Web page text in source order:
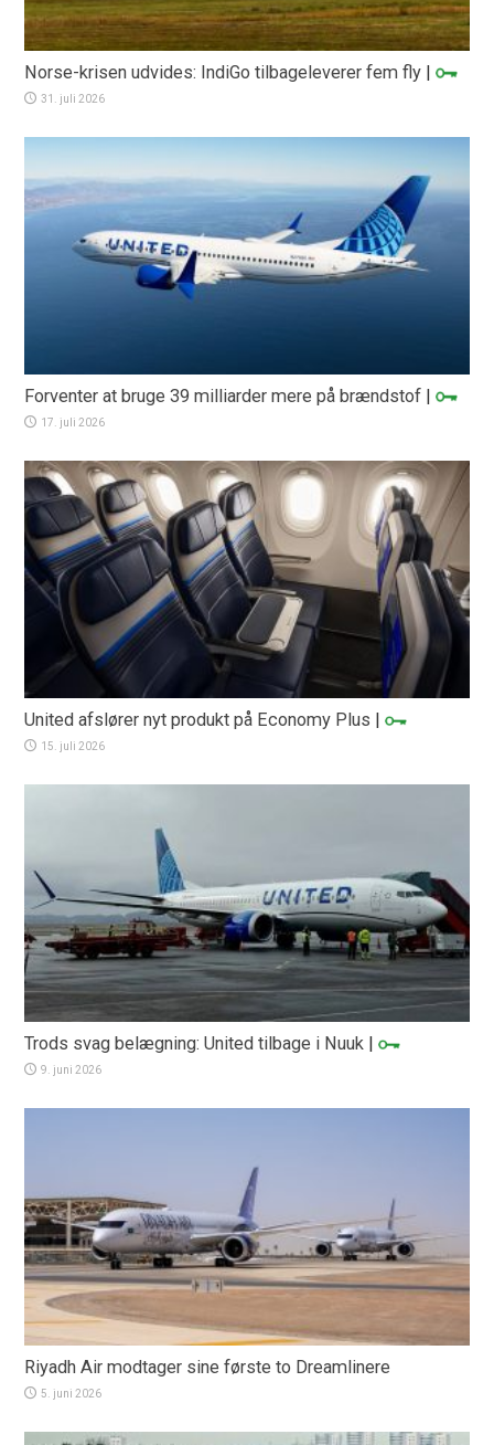
Norse-krisen udvides: IndiGo tilbageleverer fem fly |
31. juli 2026
Forventer at bruge 39 milliarder mere på brændstof |
17. juli 2026
United afslører nyt produkt på Economy Plus |
15. juli 2026
Trods svag belægning: United tilbage i Nuuk |
9. juni 2026
Riyadh Air modtager sine første to Dreamlinere
5. juni 2026